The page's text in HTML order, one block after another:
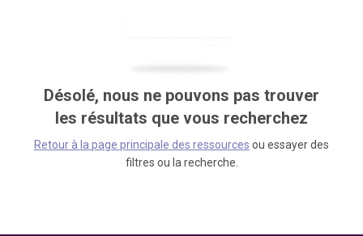
Désolé, nous ne pouvons pas trouver
les résultats que vous recherchez
Retour à la page principale des ressources ou essayer des
filtres ou la recherche.